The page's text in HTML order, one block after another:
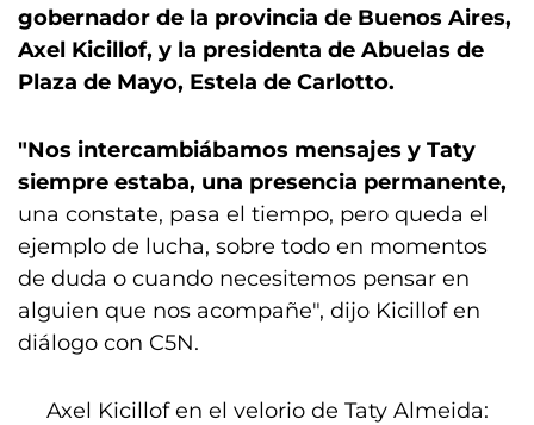
gobernador de la provincia de Buenos Aires,
Axel Kicillof, y la presidenta de Abuelas de
Plaza de Mayo, Estela de Carlotto.
"Nos intercambiábamos mensajes y Taty
siempre estaba, una presencia permanente,
una constate, pasa el tiempo, pero queda el
ejemplo de lucha, sobre todo en momentos
de duda o cuando necesitemos pensar en
alguien que nos acompañe", dijo Kicillof en
diálogo con C5N.
Axel Kicillof en el velorio de Taty Almeida: